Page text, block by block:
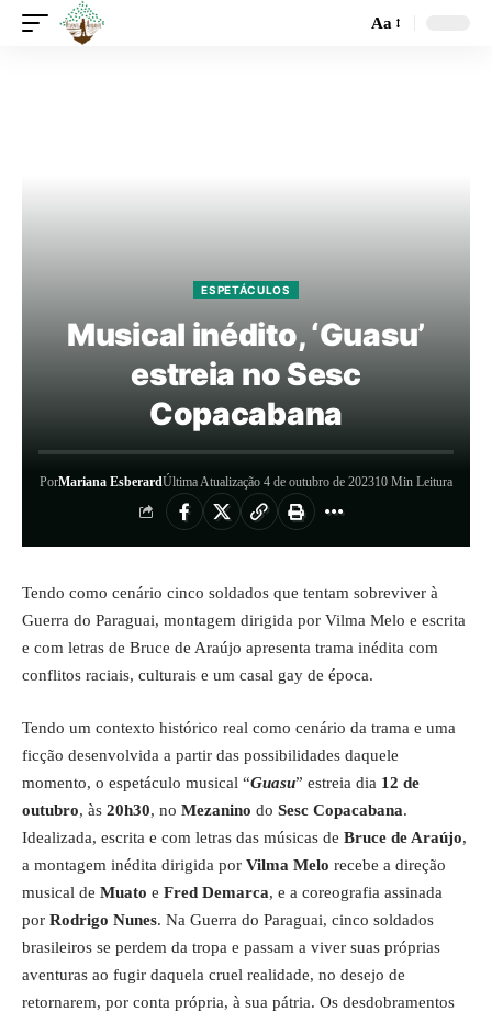
Aa
ESPETÁCULOS
Musical inédito, ‘Guasu’
estreia no Sesc
Copacabana
PorMariana EsberardÚltima Atualização 4 de outubro de 202310 Min Leitura
Tendo como cenário cinco soldados que tentam sobreviver à
Guerra do Paraguai, montagem dirigida por Vilma Melo e escrita
e com letras de Bruce de Araújo apresenta trama inédita com
conflitos raciais, culturais e um casal gay de época.
Tendo um contexto histórico real como cenário da trama e uma
ficção desenvolvida a partir das possibilidades daquele
momento, o espetáculo musical “Guasu” estreia dia 12 de
outubro, às 20h30, no Mezanino do Sesc Copacabana.
Idealizada, escrita e com letras das músicas de Bruce de Araújo,
a montagem inédita dirigida por Vilma Melo recebe a direção
musical de Muato e Fred Demarca, e a coreografia assinada
por Rodrigo Nunes. Na Guerra do Paraguai, cinco soldados
brasileiros se perdem da tropa e passam a viver suas próprias
aventuras ao fugir daquela cruel realidade, no desejo de
retornarem, por conta própria, à sua pátria. Os desdobramentos